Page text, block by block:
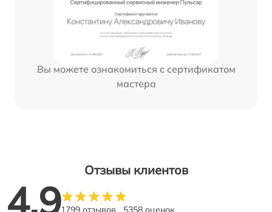
Вы можете ознакомиться с сертификатом
мастера
Отзывы клиентов
4.91799 отзывов 5358 оценок